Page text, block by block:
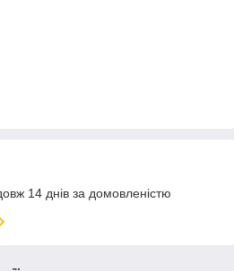
14 днів за домовленістю